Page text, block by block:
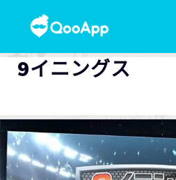
9イニングス